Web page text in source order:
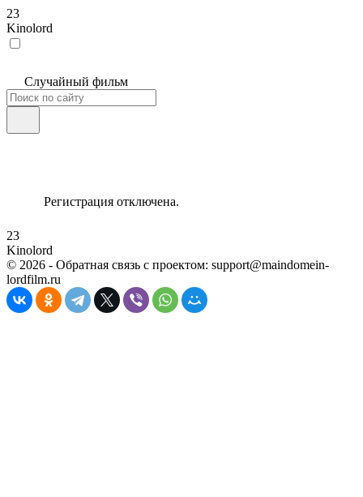
23
Kinolord
Случайный фильм
Регистрация отключена.
23
Kinolord
© 2026 - Обратная связь с проектом: support@maindomein-
lordfilm.ru